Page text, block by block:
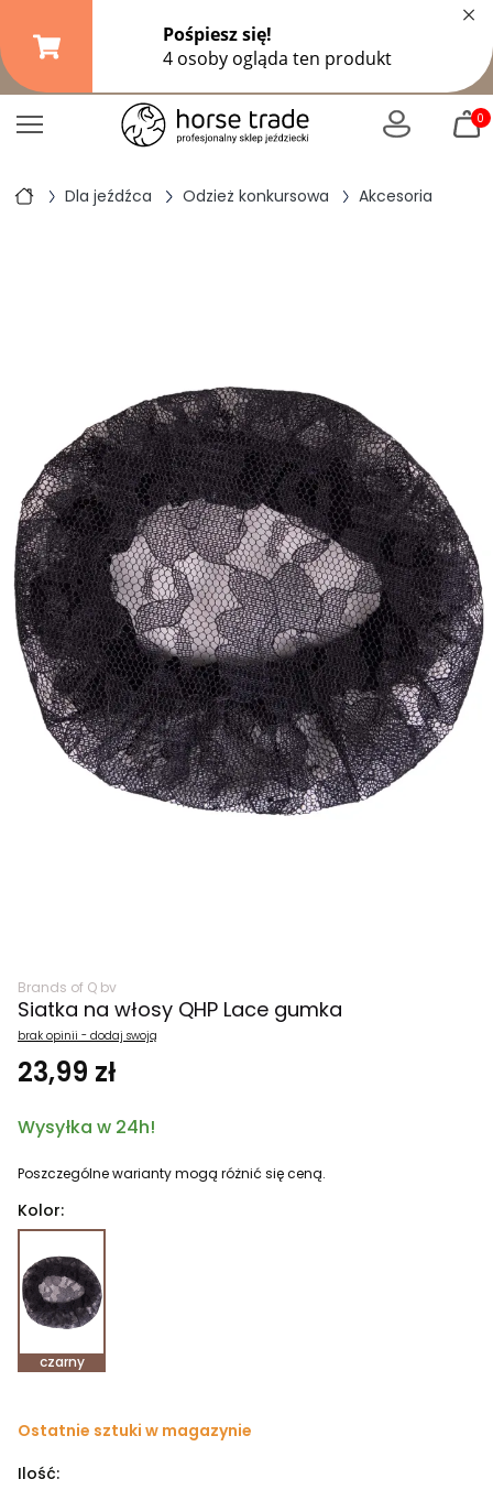
Darmowa dostawa od149,99 zł
299 złpozostałe formy wysyłki
×
0
Dla jeźdźca Odzież konkursowa Akcesoria
Brands of Q bv
Siatka na włosy QHP Lace gumka
brak opinii - dodaj swoją
23,99 zł
Wysyłka w 24h!
Poszczególne warianty mogą różnić się ceną.
Kolor:
czarny
Ostatnie sztuki w magazynie
Ilość: